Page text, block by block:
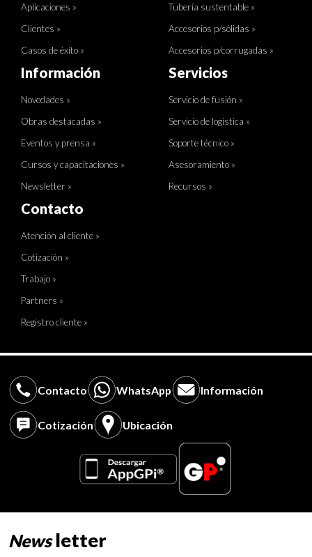
Aplicaciones »
Clientes »
Casos de éxito »
Tubería sustentable »
Accesorios p/sólidas »
Accesorios p/corrugadas »
Información
Novedades »
Obras destacadas »
Eventos y prensa »
Cursos y capacitaciones »
Newsletter »
Servicios
Servicio de fusión »
Servicio de logística »
Soporte técnico »
Asesoramiento »
Recursos »
Contacto
Atención al cliente »
Cotización »
Trabajo »
Partners »
Registro cliente »
Contacto WhatsApp Información
Cotización Ubicación
Newsletter